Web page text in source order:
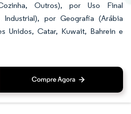
Outros), por Uso Final
Industrial), por Geografia (Arábia
Unidos, Catar, Kuwait, Bahrein e